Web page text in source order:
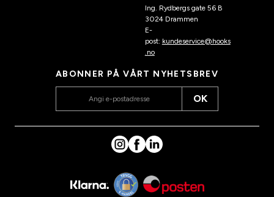
Ing. Rydbergs gate 56 B
3024 Drammen
E-
post: kundeservice@hooks
.no
ABONNER PÅ VÅRT NYHETSBREV
OK